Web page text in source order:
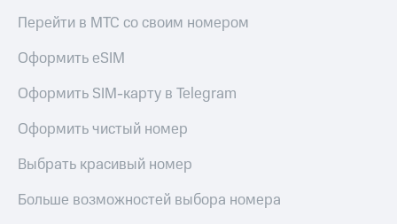
и получайте
Платежи
переводы
Пополнить
МТС
Настройки
при
покупке
со связью
МТС
Перейти в МТС со своим номером
Оформить eSIM
Оформить SIM-карту в Telegram
Оформить чистый номер
Выбрать красивый номер
Больше возможностей выбора номера